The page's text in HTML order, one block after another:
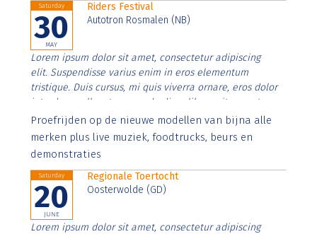
Saturday
30
MAY
Riders Festival
Autotron Rosmalen (NB)
Lorem ipsum dolor sit amet, consectetur adipiscing
elit. Suspendisse varius enim in eros elementum
tristique. Duis cursus, mi quis viverra ornare, eros dolor
interdum nulla, ut commodo diam libero vitae erat.
Aenean faucibus nibh et justo cursus id rutrum lorem
imperdiet. Nunc ut sem vitae risus tristique posuere.
Proefrijden op de nieuwe modellen van bijna alle
merken plus live muziek, foodtrucks, beurs en
demonstraties
Saturday
20
JUNE
Regionale Toertocht
Oosterwolde (GD)
Lorem ipsum dolor sit amet, consectetur adipiscing